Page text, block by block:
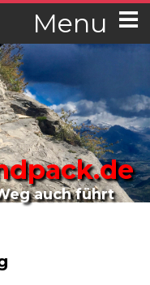
Menu
auch führt